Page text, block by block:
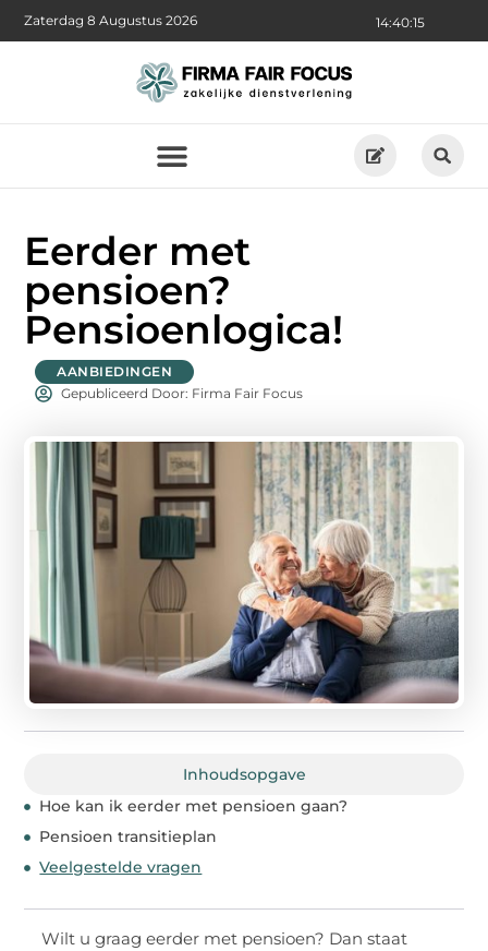
14:40:17
Zaterdag 8 Augustus 2026
Eerder met
pensioen?
Pensioenlogica!
AANBIEDINGEN
Gepubliceerd Door: Firma Fair Focus
Inhoudsopgave
Hoe kan ik eerder met pensioen gaan?
Pensioen transitieplan
Veelgestelde vragen
Wilt u graag eerder met pensioen? Dan staat